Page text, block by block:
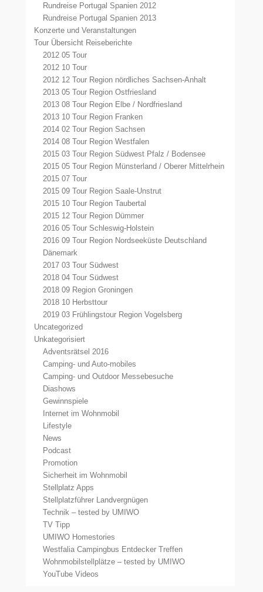
Rundreise Portugal Spanien 2012
Rundreise Portugal Spanien 2013
Konzerte und Veranstaltungen
Tour Übersicht Reiseberichte
2012 05 Tour
2012 10 Tour
2012 12 Tour Region nördliches Sachsen-Anhalt
2013 05 Tour Region Ostfriesland
2013 08 Tour Region Elbe / Nordfriesland
2013 10 Tour Region Franken
2014 02 Tour Region Sachsen
2014 08 Tour Region Westfalen
2015 03 Tour Region Südwest Pfalz / Bodensee
2015 05 Tour Region Münsterland / Oberer Mittelrhein
2015 07 Tour
2015 09 Tour Region Saale-Unstrut
2015 10 Tour Region Taubertal
2015 12 Tour Region Dümmer
2016 05 Tour Schleswig-Holstein
2016 09 Tour Region Nordseeküste Deutschland
Dänemark
2017 03 Tour Südwest
2018 04 Tour Südwest
2018 09 Region Groningen
2018 10 Herbsttour
2019 03 Frühlingstour Region Vogelsberg
Uncategorized
Unkategorisiert
Adventsrätsel 2016
Camping- und Auto-mobiles
Camping- und Outdoor Messebesuche
Diashows
Gewinnspiele
Internet im Wohnmobil
Lifestyle
News
Podcast
Promotion
Sicherheit im Wohnmobil
Stellplatz Apps
Stellplatzführer Landvergnügen
Technik – tested by UMIWO
TV Tipp
UMIWO Homestories
Westfalia Campingbus Entdecker Treffen
Wohnmobilstellplätze – tested by UMIWO
YouTube Videos